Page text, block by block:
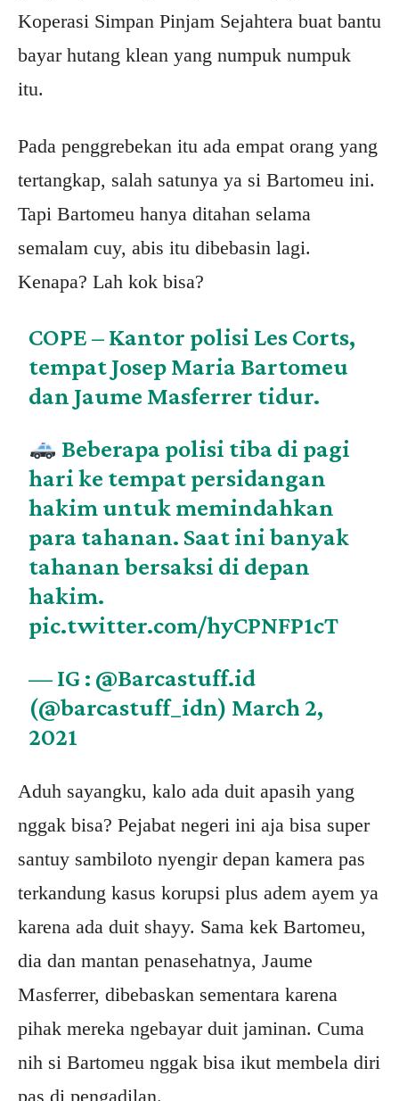
Koperasi Simpan Pinjam Sejahtera buat bantu
bayar hutang klean yang numpuk numpuk
itu.
Pada penggrebekan itu ada empat orang yang
tertangkap, salah satunya ya si Bartomeu ini.
Tapi Bartomeu hanya ditahan selama
semalam cuy, abis itu dibebasin lagi.
Kenapa? Lah kok bisa?
COPE – Kantor polisi Les Corts,
tempat Josep Maria Bartomeu
dan Jaume Masferrer tidur.
Beberapa polisi tiba di pagi
hari ke tempat persidangan
hakim untuk memindahkan
para tahanan. Saat ini banyak
tahanan bersaksi di depan
hakim.
pic.twitter.com/hyCPNFP1cT
— IG : @Barcastuff.id
(@barcastuff_idn) March 2,
2021
Aduh sayangku, kalo ada duit apasih yang
nggak bisa? Pejabat negeri ini aja bisa super
santuy sambiloto nyengir depan kamera pas
terkandung kasus korupsi plus adem ayem ya
karena ada duit shayy. Sama kek Bartomeu,
dia dan mantan penasehatnya, Jaume
Masferrer, dibebaskan sementara karena
pihak mereka ngebayar duit jaminan. Cuma
nih si Bartomeu nggak bisa ikut membela diri
pas di pengadilan.